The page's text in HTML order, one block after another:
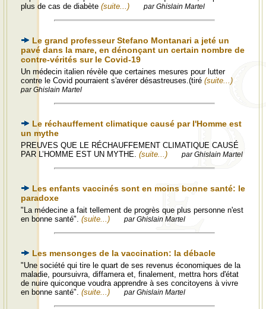
plus de cas de diabète (suite...) par Ghislain Martel
Le grand professeur Stefano Montanari a jeté un
pavé dans la mare, en dénonçant un certain nombre de
contre-vérités sur le Covid-19
Un médecin italien révèle que certaines mesures pour lutter
contre le Covid pourraient s'avérer désastreuses.(tiré (suite...)
par Ghislain Martel
Le réchauffement climatique causé par l'Homme est
un mythe
PREUVES QUE LE RÉCHAUFFEMENT CLIMATIQUE CAUSÉ
PAR L’HOMME EST UN MYTHE. (suite...) par Ghislain Martel
Les enfants vaccinés sont en moins bonne santé: le
paradoxe
"La médecine a fait tellement de progrès que plus personne n'est
en bonne santé". (suite...) par Ghislain Martel
Les mensonges de la vaccination: la débacle
"Une société qui tire le quart de ses revenus économiques de la
maladie, poursuivra, diffamera et, finalement, mettra hors d'état
de nuire quiconque voudra apprendre à ses concitoyens à vivre
en bonne santé". (suite...) par Ghislain Martel